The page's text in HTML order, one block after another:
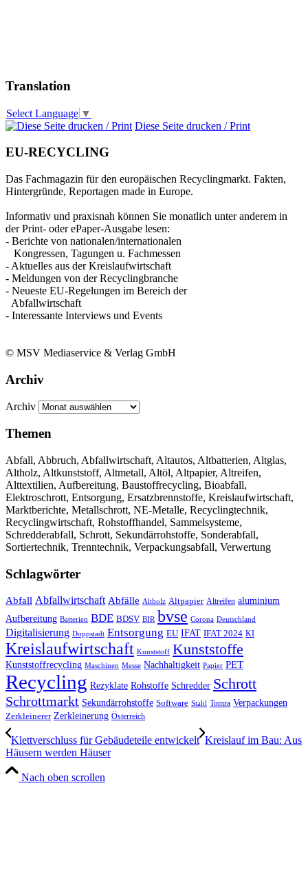
Translation
Select Language ▼
Diese Seite drucken / Print
EU-RECYCLING
Das Fachmagazin für den europäischen Recyclingmarkt. Fakten,
Hintergründe, Reportagen made in Europe.
Informativ und praxisnah können Sie monatlich unter anderem in
der Print- oder ePaper-Ausgabe lesen:
- Berichte von nationalen/internationalen
Kongressen, Tagungen u. Fachmessen
- Aktuelles aus der Kreislaufwirtschaft
- Meldungen von der Recyclingbranche
- Neueste EU-Regelungen im Bereich der
Abfallwirtschaft
- Interessante Interviews und Events
© MSV Mediaservice & Verlag GmbH
Archiv
Archiv
Themen
Abfall, Abbruch, Abfallwirtschaft, Altautos, Altbatterien, Altglas,
Altholz, Altkunststoff, Altmetall, Altöl, Altpapier, Altreifen,
Alttextilien, Aufbereitung, Baustoffrecycling, Bioabfall,
Elektroschrott, Entsorgung, Ersatzbrennstoffe, Kreislaufwirtschaft,
Marktberichte, Metallschrott, NE-Metalle, Recyclingtechnik,
Recyclingwirtschaft, Rohstoffhandel, Sammelsysteme,
Schredderabfall, Schrott, Sekundärrohstoffe, Sonderabfall,
Sortiertechnik, Trenntechnik, Verpackungsabfall, Verwertung
Schlagwörter
Abfall Abfallwirtschaft Abfälle Altholz Altpapier Altreifen aluminium
Aufbereitung Batterien BDE BDSV BIR bvse Corona Deutschland
Digitalisierung Doppstadt Entsorgung EU IFAT IFAT 2024 KI
Kreislaufwirtschaft Kunststoff Kunststoffe
Kunststoffrecycling Maschinen Messe Nachhaltigkeit Papier PET
Recycling Rezyklate Rohstoffe Schredder Schrott
Schrottmarkt Sekundärrohstoffe Software Stahl Tomra Verpackungen
Zerkleinerer Zerkleinerung Österreich
Klettverschluss für Gebäudeteile entwickelt Kreislauf im Bau: Aus
Häusern werden Häuser
Nach oben scrollen